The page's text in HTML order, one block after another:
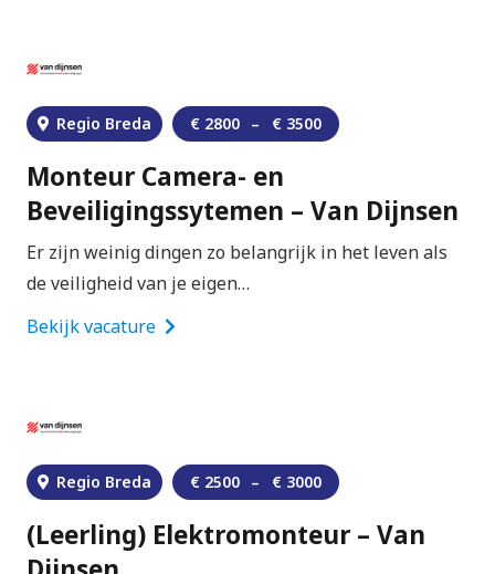
Regio Breda € 2800 – € 3500
Monteur Camera- en
Beveiligingssytemen – Van Dijnsen
Er zijn weinig dingen zo belangrijk in het leven als
de veiligheid van je eigen…
Bekijk vacature
Regio Breda € 2500 – € 3000
(Leerling) Elektromonteur – Van